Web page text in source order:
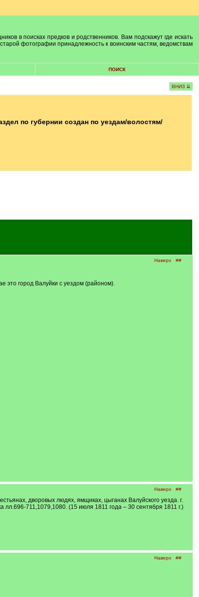
в поисках предков и родственников. Вам подскажут где искать
фотографии принадлежность к воинским частям, ведомствам
ПОИСК
ВНИЗ ⇊
по губернии создан по уездам/волостям/
Наверх ##
это город Валуйки с уездом (районом).
Наверх ##
дворовых людях, ямщиках, цыганах Валуйского уезда. г.
лл.696-711,1079,1080. (15 июля 1811 года – 30 сентября 1811 г.)
Наверх ##